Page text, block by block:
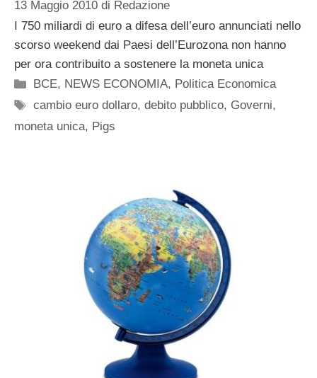
13 Maggio 2010 di Redazione
I 750 miliardi di euro a difesa dell’euro annunciati nello
scorso weekend dai Paesi dell’Eurozona non hanno
per ora contribuito a sostenere la moneta unica
Categorie
BCE, NEWS ECONOMIA, Politica Economica
Tag
cambio euro dollaro,debito pubblico, Governi,
moneta unica, Pigs